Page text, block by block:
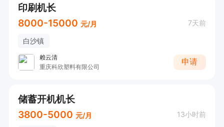
印刷机长
8000-15000 元/月 7天前
白沙镇
赖云清
重庆科欣塑料有限公司
申请
储蓄开机机长
3800-5000 元/月 13小时前